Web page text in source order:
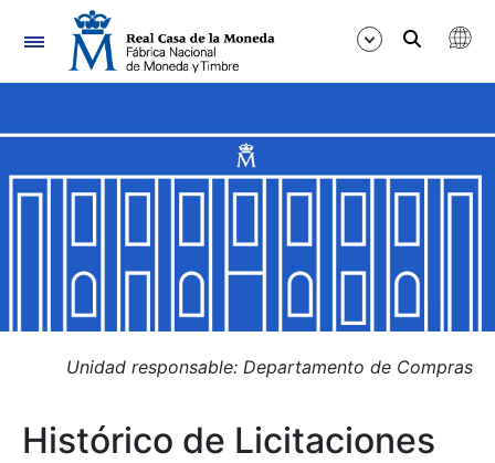
Navegación
Mostrar/Ocultar
Mostrar/Ocultar
Mostrar/Ocultar
Mostrar/Ocultar
Unidad responsable: Departamento de Compras
Histórico de Licitaciones